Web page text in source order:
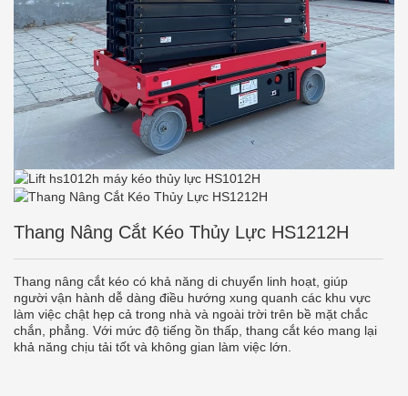
Thang Nâng Cắt Kéo Thủy Lực HS1212H
Thang nâng cắt kéo có khả năng di chuyển linh hoạt, giúp
người vận hành dễ dàng điều hướng xung quanh các khu vực
làm việc chật hẹp cả trong nhà và ngoài trời trên bề mặt chắc
chắn, phẳng. Với mức độ tiếng ồn thấp, thang cắt kéo mang lại
khả năng chịu tải tốt và không gian làm việc lớn.